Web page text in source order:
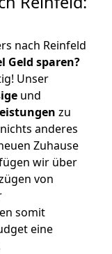
nach Reinfeld
Geld sparen?
Unser
und
zu
anderes
Zuhause
wir über
von
somit
eine